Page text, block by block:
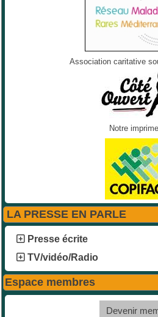
Association caritative
Notre
LA PRESSE EN PARLE
Presse écrite
TV/vidéo/Radio
Espace membres
Devenir